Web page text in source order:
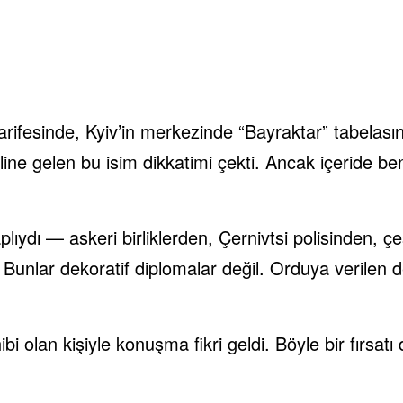
Kyiv’in merkezinde “Bayraktar”
gelen bu isim dikkatimi çekti. Ancak içeride
— askeri birliklerden, Çernivtsi polisinden,
Bunlar dekoratif diplomalar değil. Orduya verilen
olan kişiyle konuşma fikri geldi. Böyle bir